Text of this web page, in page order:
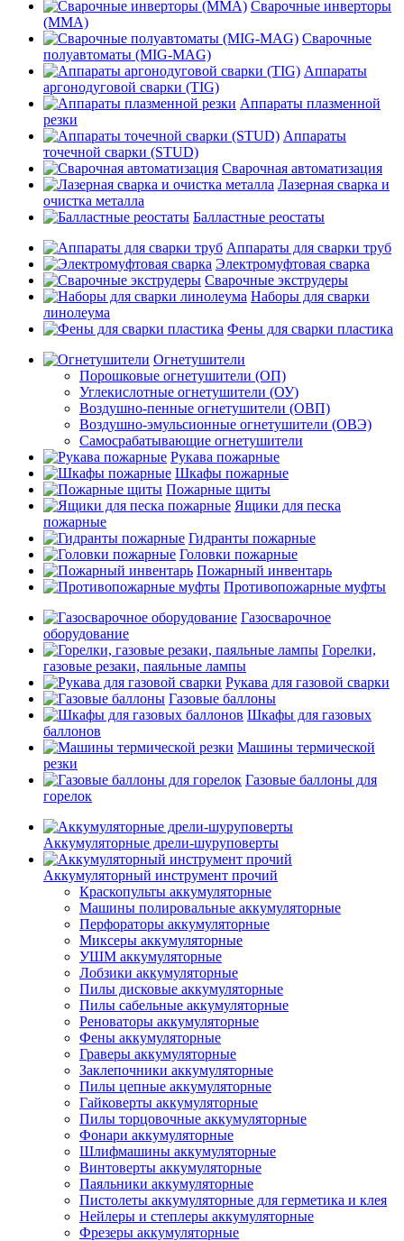
Сварочные инверторы
(MMA)
Сварочные
полуавтоматы (MIG-MAG)
Аппараты
аргонодуговой сварки (TIG)
Аппараты плазменной
резки
Аппараты
точечной сварки (STUD)
Сварочная автоматизация
Лазерная сварка и
очистка металла
Балластные реостаты
Аппараты для сварки труб
Электромуфтовая сварка
Сварочные экструдеры
Наборы для сварки
линолеума
Фены для сварки пластика
Огнетушители
Порошковые огнетушители (ОП)
Углекислотные огнетушители (ОУ)
Воздушно-пенные огнетушители (ОВП)
Воздушно-эмульсионные огнетушители (ОВЭ)
Самосрабатывающие огнетушители
Рукава пожарные
Шкафы пожарные
Пожарные щиты
Ящики для песка
пожарные
Гидранты пожарные
Головки пожарные
Пожарный инвентарь
Противопожарные муфты
Газосварочное
оборудование
Горелки,
газовые резаки, паяльные лампы
Рукава для газовой сварки
Газовые баллоны
Шкафы для газовых
баллонов
Машины термической
резки
Газовые баллоны для
горелок
Аккумуляторные дрели-шуруповерты
Аккумуляторный инструмент прочий
Краскопульты аккумуляторные
Машины полировальные аккумуляторные
Перфораторы аккумуляторные
Миксеры аккумуляторные
УШМ аккумуляторные
Лобзики аккумуляторные
Пилы дисковые аккумуляторные
Пилы сабельные аккумуляторные
Реноваторы аккумуляторные
Фены аккумуляторные
Граверы аккумуляторные
Заклепочники аккумуляторные
Пилы цепные аккумуляторные
Гайковерты аккумуляторные
Пилы торцовочные аккумуляторные
Фонари аккумуляторные
Шлифмашины аккумуляторные
Винтоверты аккумуляторные
Паяльники аккумуляторные
Пистолеты аккумуляторные для герметика и клея
Нейлеры и степлеры аккумуляторные
Фрезеры аккумуляторные